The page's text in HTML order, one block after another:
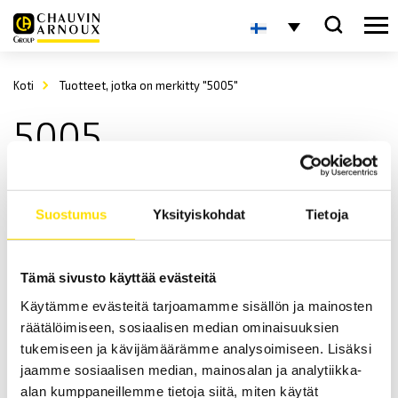
Suostumus Yksityiskohdat Tietoja
Tämä sivusto käyttää evästeitä
Käytämme evästeitä tarjoamamme sisällön ja mainosten
räätälöimiseen, sosiaalisen median ominaisuuksien
tukemiseen ja kävijämäärämme analysoimiseen. Lisäksi
jaamme sosiaalisen median, mainosalan ja analytiikka-
alan kumppaneillemme tietoja siitä, miten käytät
Koti Tuotteet, jotka on merkitty "5005"
5005
CA5001, CA5003 & CA5005 Yleismittarit
Kolmen analogisen yleismittarin sarja.
LUE LISÄÄ